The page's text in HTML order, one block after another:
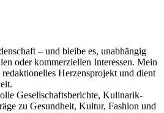
– und bleibe es, unabhängig
oder kommerziellen Interessen. Mein
Herzensprojekt und dient
Gesellschaftsberichte, Kulinarik-
zu Gesundheit, Kultur, Fashion und